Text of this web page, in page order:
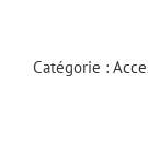
Catégorie :